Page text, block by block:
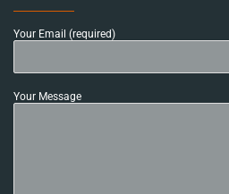
Your Email (required)
Your Message